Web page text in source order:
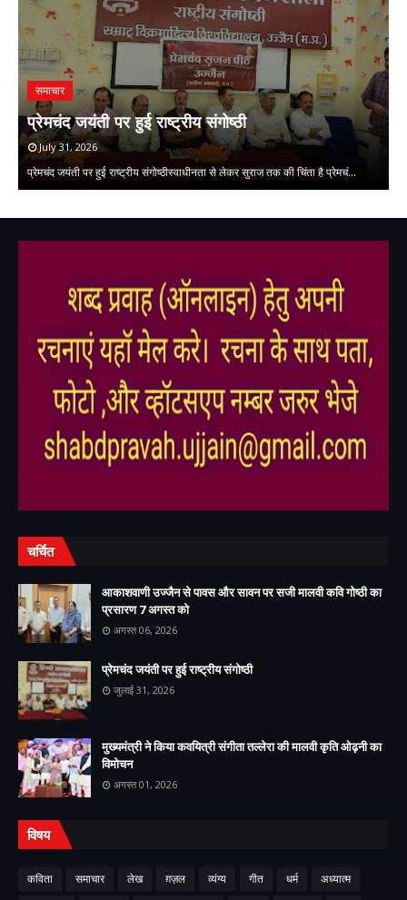
समाचार
प्रेमचंद जयंती पर हुई राष्ट्रीय संगोष्ठी
July 31, 2026
प्रेमचंद जयंती पर हुई राष्ट्रीय संगोष्ठीस्वाधीनता से लेकर सुराज तक की चिंता है प्रेमचं…
चर्चित
आकाशवाणी उज्जैन से पावस और सावन पर सजी मालवी कवि गोष्ठी का
प्रसारण 7 अगस्त को
अगस्त 06, 2026
प्रेमचंद जयंती पर हुई राष्ट्रीय संगोष्ठी
जुलाई 31, 2026
मुख्यमंत्री ने किया कवयित्री संगीता तल्लेरा की मालवी कृति ओढ़नी का
विमोचन
अगस्त 01, 2026
विषय
कविता समाचार लेख ग़ज़ल व्यंग्य गीत धर्म
अध्यात्म